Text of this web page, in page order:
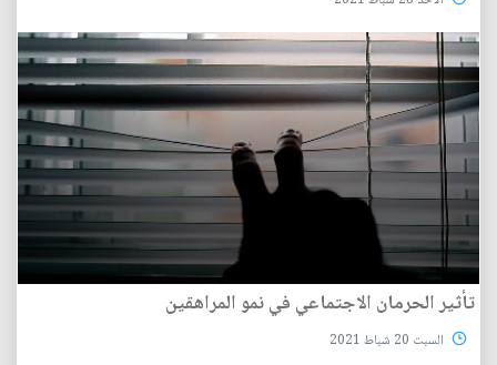
تأثير الحرمان الاجتماعي في نمو المراهقين
السبت 20 شباط 2021